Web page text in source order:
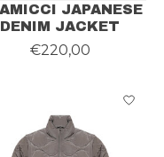
JAPANESE
DENIM JACKET
€220,00